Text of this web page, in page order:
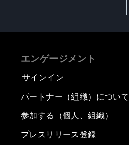
エンゲージメント
サインイン
パートナー（組織）について
参加する（個人、組織）
プレスリリース登録